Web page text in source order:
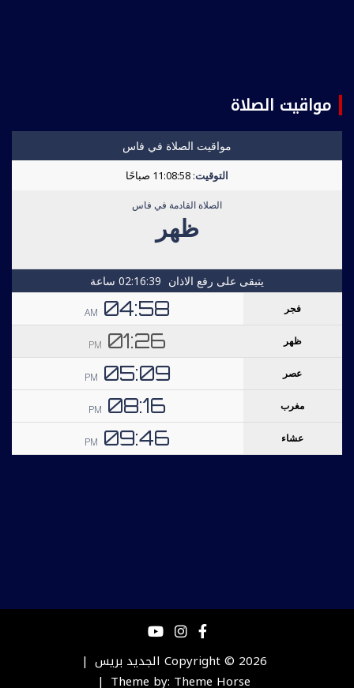
مواقيت الصلاة
Copyright © 2026 الجديد بريس
Theme by: Theme Horse